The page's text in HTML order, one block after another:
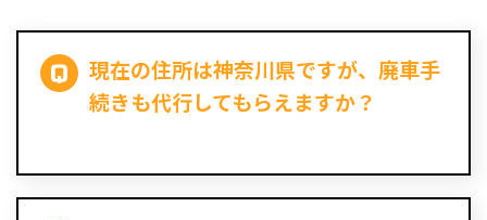
現在の住所は神奈川県ですが、廃車手
続きも代行してもらえますか？